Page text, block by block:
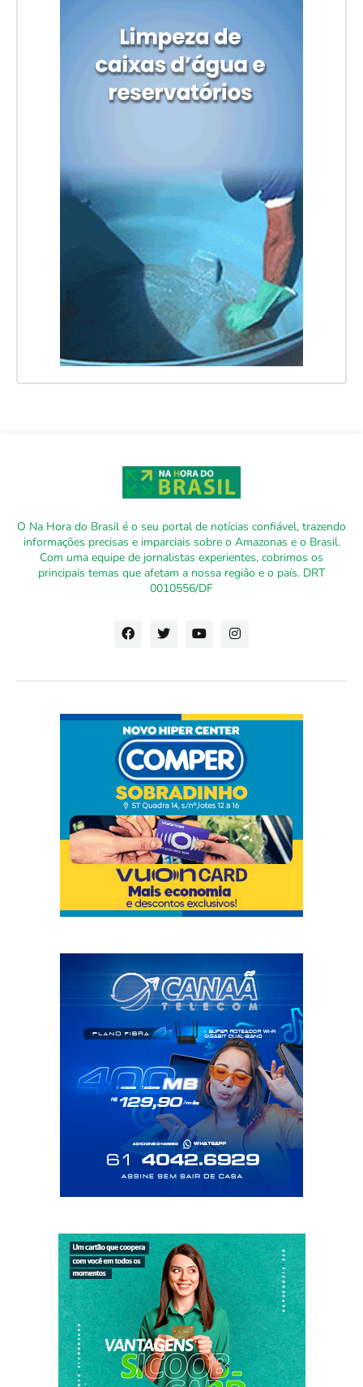
O Na Hora do Brasil é o seu portal de notícias confiável, trazendo
informações precisas e imparciais sobre o Amazonas e o Brasil.
Com uma equipe de jornalistas experientes, cobrimos os
principais temas que afetam a nossa região e o país. DRT
0010556/DF